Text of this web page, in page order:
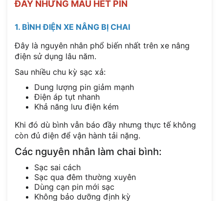
ĐẦY NHƯNG MAU HẾT PIN
1. BÌNH ĐIỆN XE NÂNG BỊ CHAI
Đây là nguyên nhân phổ biến nhất trên xe nâng
điện sử dụng lâu năm.
Sau nhiều chu kỳ sạc xả:
Dung lượng pin giảm mạnh
Điện áp tụt nhanh
Khả năng lưu điện kém
Khi đó dù bình vẫn báo đầy nhưng thực tế không
còn đủ điện để vận hành tải nặng.
Các nguyên nhân làm chai bình:
Sạc sai cách
Sạc qua đêm thường xuyên
Dùng cạn pin mới sạc
Không bảo dưỡng định kỳ